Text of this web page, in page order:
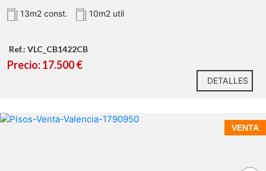
13m2 const.
10m2 util
Ref.: VLC_CB1422CB
Precio: 17.500 €
DETALLES
VENTA